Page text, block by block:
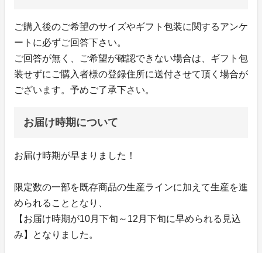
ご購入後のご希望のサイズやギフト包装に関するアンケ
ートに必ずご回答下さい。
ご回答が無く、ご希望が確認できない場合は、ギフト包
装せずにご購入者様の登録住所に送付させて頂く場合が
ございます。予めご了承下さい。
お届け時期について
お届け時期が早まりました！
限定数の一部を既存商品の生産ラインに加えて生産を進
められることとなり、
【お届け時期が10月下旬～12月下旬に早められる見込
み】となりました。